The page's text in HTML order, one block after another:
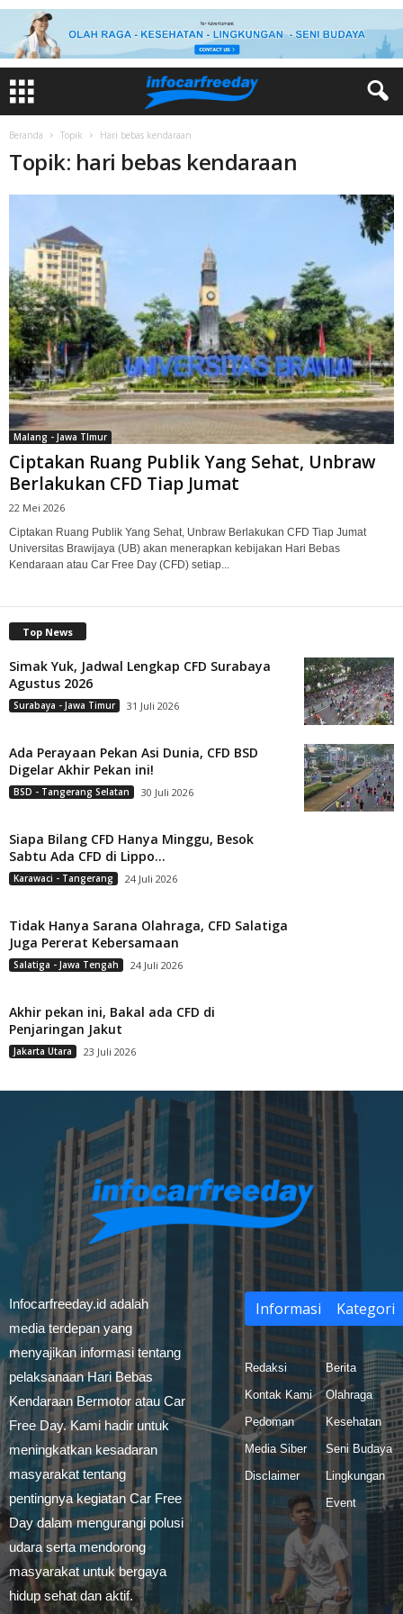
Beranda Topik Hari bebas kendaraan
Topik: hari bebas kendaraan
Malang - Jawa TImur
Ciptakan Ruang Publik Yang Sehat, Unbraw
Berlakukan CFD Tiap Jumat
22 Mei 2026
Ciptakan Ruang Publik Yang Sehat, Unbraw Berlakukan CFD Tiap Jumat
Universitas Brawijaya (UB) akan menerapkan kebijakan Hari Bebas
Kendaraan atau Car Free Day (CFD) setiap...
Top News
Simak Yuk, Jadwal Lengkap CFD Surabaya
Agustus 2026
Surabaya - Jawa Timur 31 Juli 2026
Ada Perayaan Pekan Asi Dunia, CFD BSD
Digelar Akhir Pekan ini!
BSD - Tangerang Selatan 30 Juli 2026
Siapa Bilang CFD Hanya Minggu, Besok
Sabtu Ada CFD di Lippo...
Karawaci - Tangerang 24 Juli 2026
Tidak Hanya Sarana Olahraga, CFD Salatiga
Juga Pererat Kebersamaan
Salatiga - Jawa Tengah 24 Juli 2026
Akhir pekan ini, Bakal ada CFD di
Penjaringan Jakut
Jakarta Utara 23 Juli 2026
Infocarfreeday.id adalah
media terdepan yang
menyajikan informasi tentang
pelaksanaan Hari Bebas
Kendaraan Bermotor atau Car
Free Day. Kami hadir untuk
meningkatkan kesadaran
masyarakat tentang
pentingnya kegiatan Car Free
Day dalam mengurangi polusi
udara serta mendorong
masyarakat untuk bergaya
hidup sehat dan aktif.
Informasi
Redaksi
Kontak Kami
Pedoman
Media Siber
Disclaimer
Kategori
Berita
Olahraga
Kesehatan
Seni Budaya
Lingkungan
Event